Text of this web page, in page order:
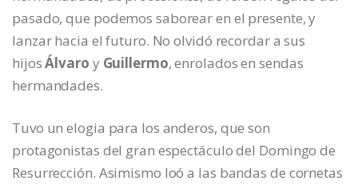
pasado, que podemos saborear en el presente, y
lanzar hacia el futuro. No olvidó recordar a sus
hijosÁlvaro y Guillermo, enrolados en sendas
hermandades.
Tuvo un elogia para los anderos, que son
protagonistas del gran espectáculo del Domingo de
Resurrección. Asimismo loó a las bandas de cornetas